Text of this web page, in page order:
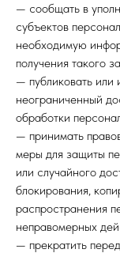
— сообщать в
субъектов
необходимую
получения такого
— публиковать или
неограниченный
обработки
— принимать
меры для защиты
или случайного
блокирования,
распространения
неправомерных
— прекратить